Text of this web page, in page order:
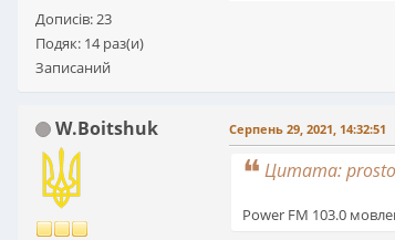
Дописів: 23
Подяк: 14 раз(и)
Записаний
W.Boitshuk Серпень 29, 2021, 14:32:51
Цитата:
Power FM 103.0